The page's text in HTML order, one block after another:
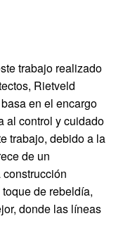
trabajo realizado
Rietveld
en el encargo
al control y cuidado
trabajo, debido a la
de un
de rebeldía,
donde las líneas